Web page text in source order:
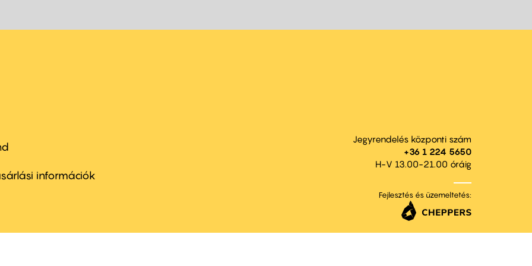
információk
Jegyrendelés központi szám
+36 1 224 5650
H-V 13.00-21.00 óráig
Fejlesztés és üzemeltetés: